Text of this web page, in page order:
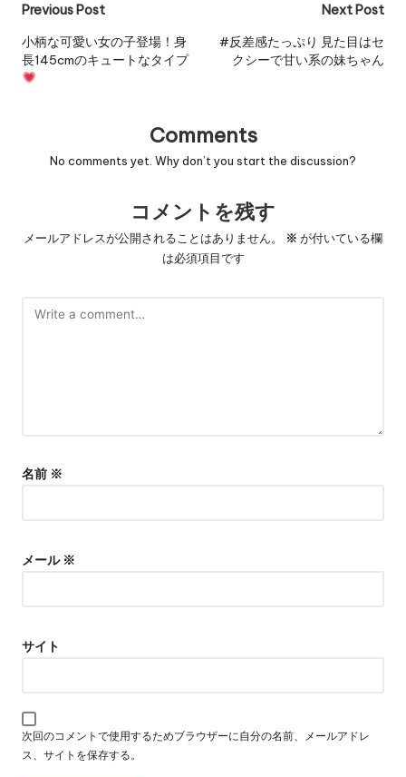
Previous Post
小柄な可愛い女の子登場！身
長145cmのキュートなタイプ
Next Post
#反差感たっぷり 見た目はセ
クシーで甘い系の妹ちゃん
Comments
No comments yet. Why don’t you start the discussion?
コメントを残す
メールアドレスが公開されることはありません。 ※ が付いている欄
は必須項目です
名前 ※
メール ※
サイト
次回のコメントで使用するためブラウザーに自分の名前、メールアドレ
ス、サイトを保存する。